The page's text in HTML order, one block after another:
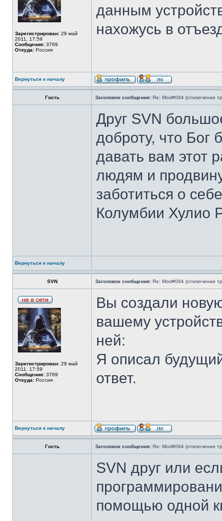
Зарегистрирован: 29 май
2011, 17:59
Сообщения: 3769
Откуда: Россия
данным
нахожусь в
Вернуться к началу
Гость Заголовок сообщения: Re: Mod#094 (отключение
Друг SVN
доброту, что Бог
давать вам этот
людям и
заботиться о
Колумбии Хулио
Вернуться к началу
SVN Заголовок сообщения: Re: Mod#094 (отключение
Зарегистрирован: 29 май
2011, 17:59
Сообщения: 3769
Откуда: Россия
Вы создали
вашему
ней:
Я описал
ответ.
Вернуться к началу
Гость Заголовок сообщения: Re: Mod#094 (отключение
SVN друг или
помощью одной